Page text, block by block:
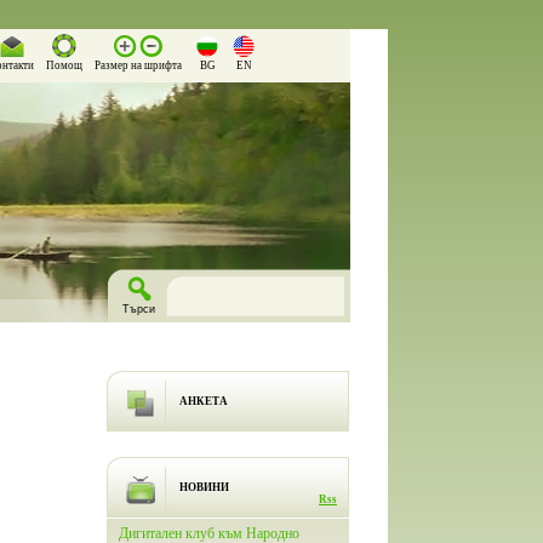
Помощ Размер на шрифта BG EN
АНКЕТА
НОВИНИ
Rss
Дигитален клуб към Народно